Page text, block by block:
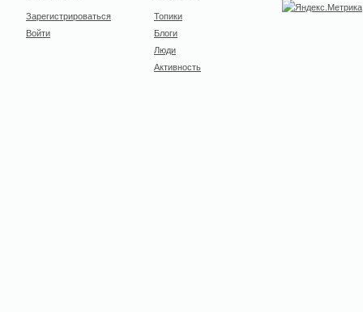
Зарегистрироваться
Войти
Топики
Блоги
Люди
Активность